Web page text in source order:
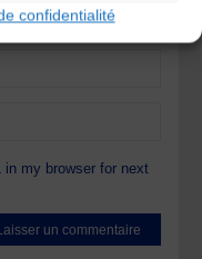
confidentialité
my browser for next